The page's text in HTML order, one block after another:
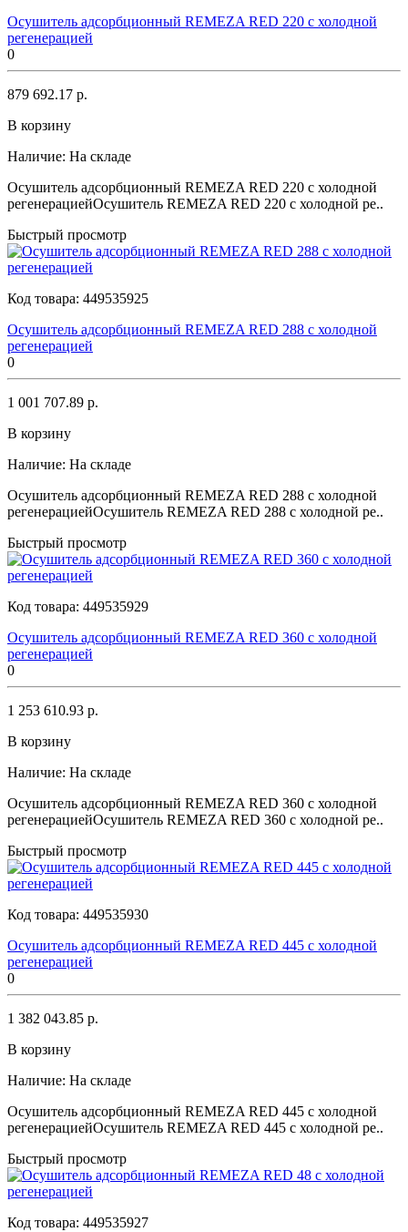
Осушитель адсорбционный REMEZA RED 220 с холодной
регенерацией
0
879 692.17 р.
В корзину
Наличие: На складе
Осушитель адсорбционный REMEZA RED 220 с холодной
регенерациейОсушитель REMEZA RED 220 с холодной ре..
Быстрый просмотр
Код товара: 449535925
Осушитель адсорбционный REMEZA RED 288 с холодной
регенерацией
0
1 001 707.89 р.
В корзину
Наличие: На складе
Осушитель адсорбционный REMEZA RED 288 с холодной
регенерациейОсушитель REMEZA RED 288 с холодной ре..
Быстрый просмотр
Код товара: 449535929
Осушитель адсорбционный REMEZA RED 360 с холодной
регенерацией
0
1 253 610.93 р.
В корзину
Наличие: На складе
Осушитель адсорбционный REMEZA RED 360 с холодной
регенерациейОсушитель REMEZA RED 360 с холодной ре..
Быстрый просмотр
Код товара: 449535930
Осушитель адсорбционный REMEZA RED 445 с холодной
регенерацией
0
1 382 043.85 р.
В корзину
Наличие: На складе
Осушитель адсорбционный REMEZA RED 445 с холодной
регенерациейОсушитель REMEZA RED 445 с холодной ре..
Быстрый просмотр
Код товара: 449535927